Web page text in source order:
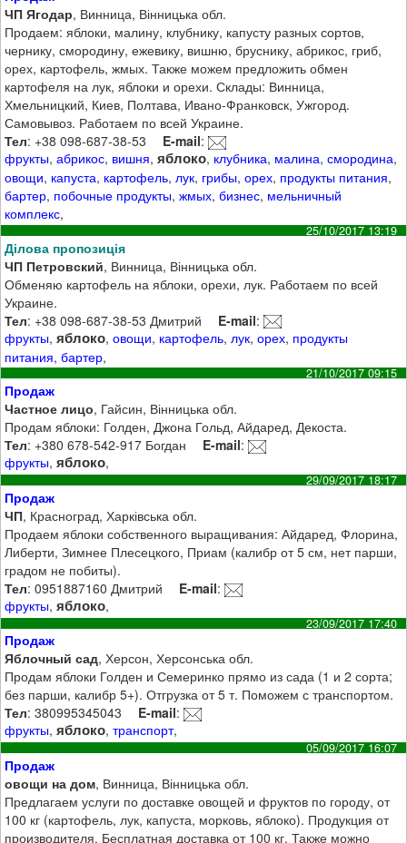
ЧП Ягодар, Винница, Вінницька обл.
Продаем: яблоки, малину, клубнику, капусту разных сортов,
чернику, смородину, ежевику, вишню, бруснику, абрикос, гриб,
орех, картофель, жмых. Также можем предложить обмен
картофеля на лук, яблоки и орехи. Склады: Винница,
Хмельницкий, Киев, Полтава, Ивано-Франковск, Ужгород.
Самовывоз. Работаем по всей Украине.
Тел: +38 098-687-38-53 E-mail:
фрукты,абрикос, вишня,яблоко, клубника, малина,смородина,
овощи, капуста, картофель, лук, грибы,орех, продукты питания,
бартер, побочные продукты,жмых,бизнес, мельничный
комплекс,
25/10/2017 13:19
Ділова пропозиція
ЧП Петровский, Винница, Вінницька обл.
Обменяю картофель на яблоки, орехи, лук. Работаем по всей
Украине.
Тел: +38 098-687-38-53 Дмитрий E-mail:
фрукты,яблоко,овощи, картофель, лук,орех, продукты
питания,бартер,
21/10/2017 09:15
Продаж
Частное лицо, Гайсин, Вінницька обл.
Продам яблоки: Голден, Джона Гольд, Айдаред, Декоста.
Тел: +380 678-542-917 Богдан E-mail:
фрукты,яблоко,
29/09/2017 18:17
Продаж
ЧП, Красноград, Харківська обл.
Продаем яблоки собственного выращивания: Айдаред, Флорина,
Либерти, Зимнее Плесецкого, Приам (калибр от 5 см, нет парши,
градом не побиты).
Тел: 0951887160 Дмитрий E-mail:
фрукты,яблоко,
23/09/2017 17:40
Продаж
Яблочный сад, Херсон, Херсонська обл.
Продам яблоки Голден и Семеринко прямо из сада (1 и 2 сорта;
без парши, калибр 5+). Отгрузка от 5 т. Поможем с транспортом.
Тел: 380995345043 E-mail:
фрукты,яблоко,транспорт,
05/09/2017 16:07
Продаж
овощи на дом, Винница, Вінницька обл.
Предлагаем услуги по доставке овощей и фруктов по городу, от
100 кг (картофель, лук, капуста, морковь, яблоко). Продукция от
производителя. Бесплатная доставка от 100 кг. Также можно